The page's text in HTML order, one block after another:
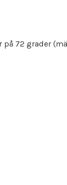
72 grader